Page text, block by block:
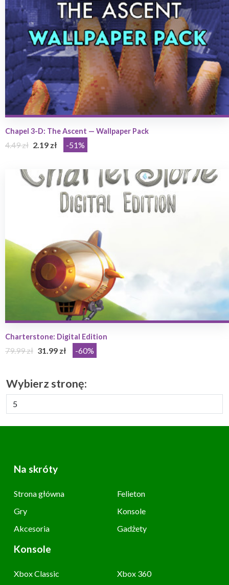
Chapel 3-D: The Ascent — Wallpaper Pack
4.49 zł 2.19 zł -51%
Charterstone: Digital Edition
79.99 zł 31.99 zł -60%
Wybierz stronę:
Na skróty
Strona główna
Felieton
Gry
Konsole
Akcesoria
Gadżety
Konsole
Xbox Classic
Xbox 360